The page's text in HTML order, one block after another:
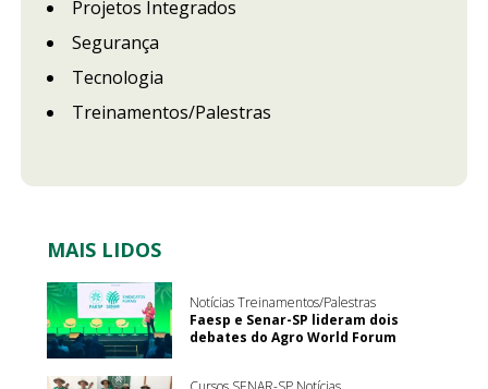
Projetos Integrados
Segurança
Tecnologia
Treinamentos/Palestras
MAIS LIDOS
Notícias Treinamentos/Palestras
Faesp e Senar-SP lideram dois
debates do Agro World Forum